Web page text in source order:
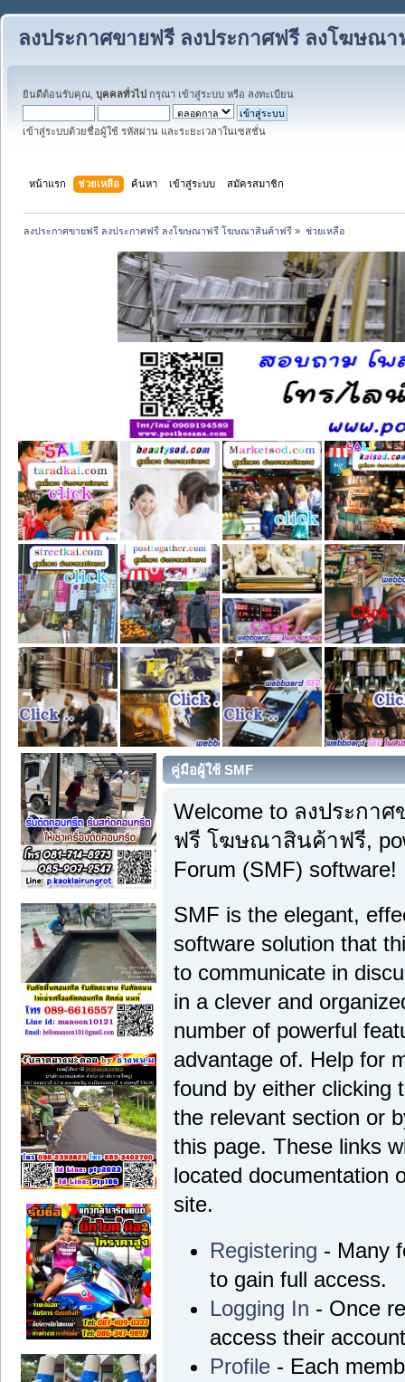
ลงประกาศขายฟรี ลงประกาศฟรี ลงโฆษณ
ยินดีต้อนรับคุณ, บุคคลทั่วไป กรุณา เข้าสู่ระบบ หรือ ลงทะเบียน
เข้าสู่ระบบด้วยชื่อผู้ใช้ รหัสผ่าน และระยะเวลาในเซสชั่น
หน้าแรก ช่วยเหลือ ค้นหา เข้าสู่ระบบ สมัครสมาชิก
ลงประกาศขายฟรี ลงประกาศฟรี ลงโฆษณาฟรี โฆษณาสินค้าฟรี » ช่วยเหลือ
คู่มือผู้ใช้ SMF
Welcome to ลงประกา
ฟรี โฆษณาสินค้าฟรี,
Forum (SMF) software!
SMF is the elegant,
software solution that
to communicate in
in a clever and
number of powerful
advantage of. Help for
found by either clicking
the relevant section or
this page. These links
located documentation
site.
Registering - Many
to gain full access.
Logging In - Once
access their
Profile - Each